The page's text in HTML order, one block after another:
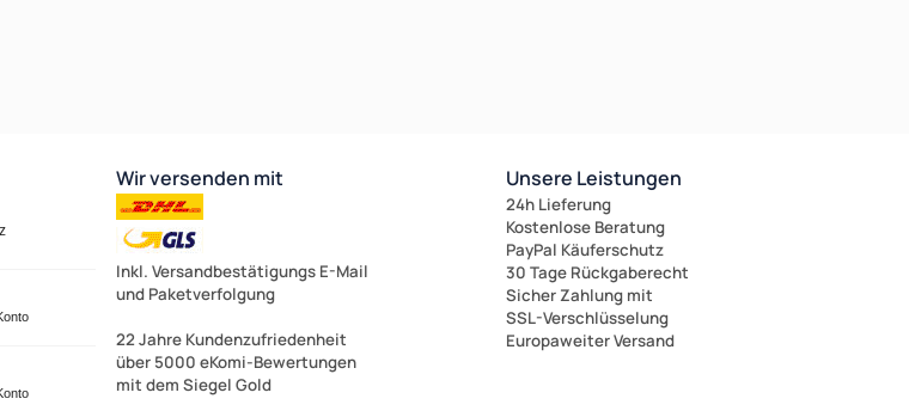
Wir versenden mit
Inkl. Versandbestätigungs E-Mail
und Paketverfolgung
22 Jahre Kundenzufriedenheit
über 5000 eKomi-Bewertungen
mit dem Siegel Gold
Unsere Leistungen
24h Lieferung
Kostenlose Beratung
PayPal Käuferschutz
30 Tage Rückgaberecht
Sicher Zahlung mit
SSL-Verschlüsselung
Europaweiter Versand